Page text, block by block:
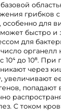
грибков
для
быстро и
для
органелл
10⁴ до 10⁸.
через
увеличивают
попадают
С током